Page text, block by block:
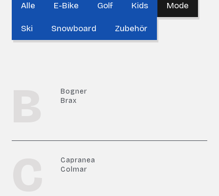
Alle E-Bike Golf Kids Mode
Ski Snowboard Zubehör
Bogner
Brax
Capranea
Colmar